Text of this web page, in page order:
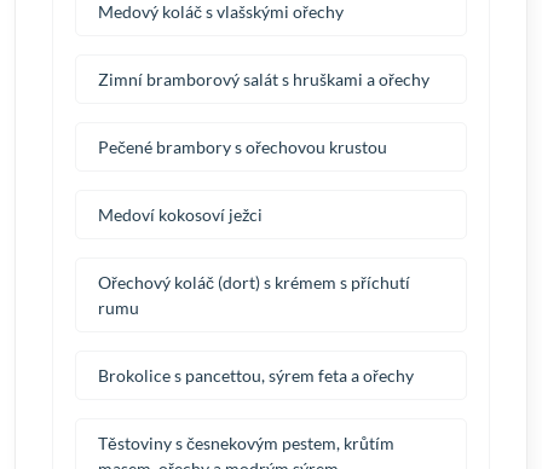
Medový koláč s vlašskými ořechy
Zimní bramborový salát s hruškami a ořechy
Pečené brambory s ořechovou krustou
Medoví kokosoví ježci
Ořechový koláč (dort) s krémem s příchutí
rumu
Brokolice s pancettou, sýrem feta a ořechy
Těstoviny s česnekovým pestem, krůtím